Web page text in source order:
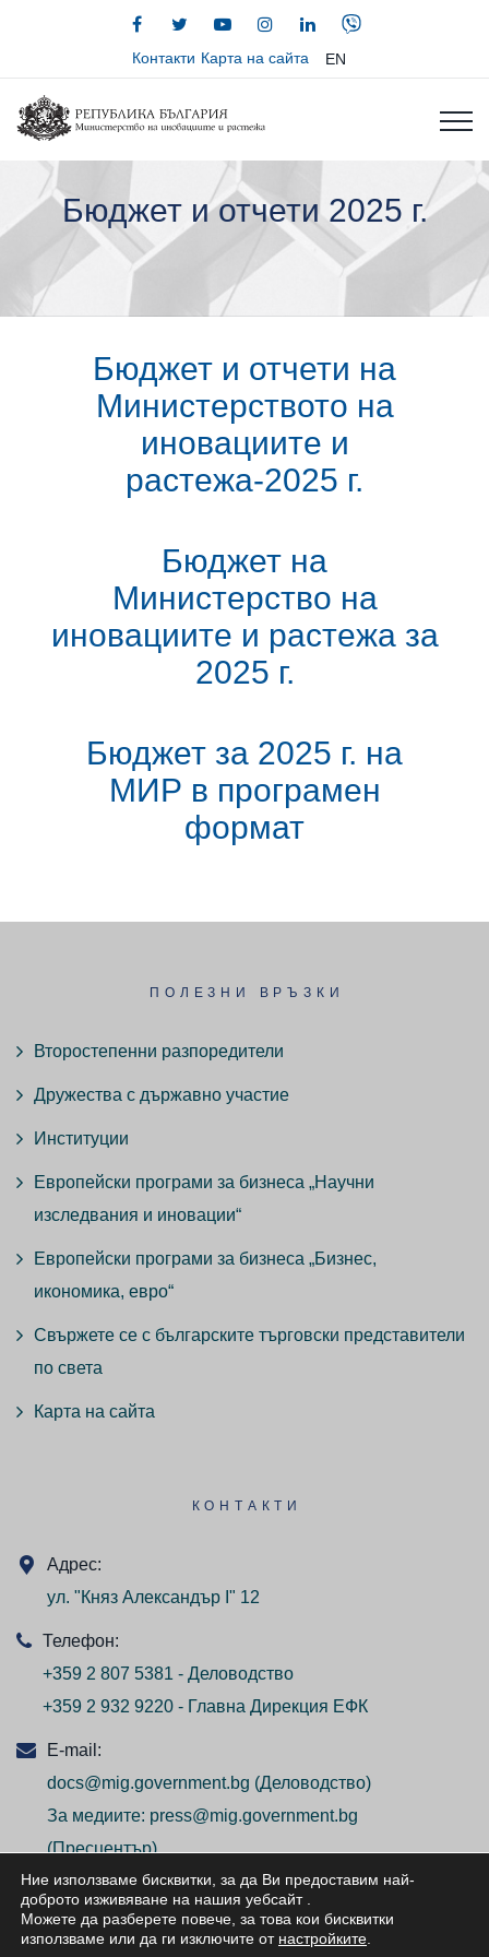
Контакти Карта на сайта EN
Бюджет и отчети 2025 г.
Бюджет и отчети на
Министерството на
иновациите и
растежа-2025 г.
Бюджет на
Министерство на
иновациите и растежа за
2025 г.
Бюджет за 2025 г. на
МИР в програмен
формат
ПОЛЕЗНИ ВРЪЗКИ
Второстепенни разпоредители
Дружества с държавно участие
Институции
Европейски програми за бизнеса „Научни
изследвания и иновации“
Европейски програми за бизнеса „Бизнес,
икономика, евро“
Свържете се с българските търговски представители
по света
Карта на сайта
КОНТАКТИ
Адрес:
ул. "Княз Александър I" 12
Телефон:
+359 2 807 5381 - Деловодство
+359 2 932 9220 - Главна Дирекция ЕФК
E-mail:
docs@mig.government.bg (Деловодство)
За медиите: press@mig.government.bg
(Пресцентър)
Ние използваме бисквитки, за да Ви предоставим най-
доброто изживяване на нашия уебсайт.
Можете да разберете повече, за това кои бисквитки
използваме или да ги изключите от настройките